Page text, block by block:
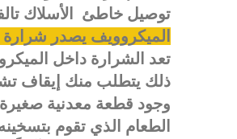
توصيل خاطئ الأسلاك
الميكروويف يصدر شرارة
تعد الشرارة داخل
ذلك يتطلب منك إيقاف
وجود قطعة معدنية
الطعام الذي تقوم